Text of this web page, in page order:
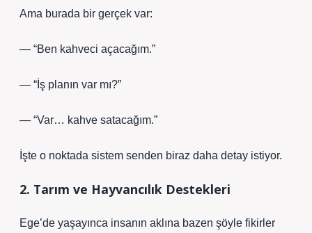
Ama burada bir gerçek var:
— “Ben kahveci açacağım.”
— “İş planın var mı?”
— “Var… kahve satacağım.”
İşte o noktada sistem senden biraz daha detay istiyor.
2. Tarım ve Hayvancılık Destekleri
Ege’de yaşayınca insanın aklına bazen şöyle fikirler